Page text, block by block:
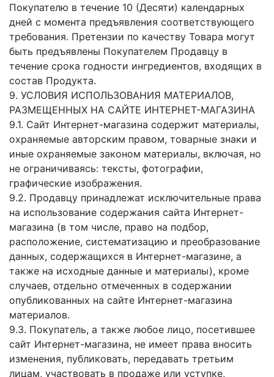
Покупателю в течение 10 (Десяти) календарных
дней с момента предъявления соответствующего
требования. Претензии по качеству Товара могут
быть предъявлены Покупателем Продавцу в
течение срока годности ингредиентов, входящих в
состав Продукта.
9. УСЛОВИЯ ИСПОЛЬЗОВАНИЯ МАТЕРИАЛОВ,
РАЗМЕЩЕННЫХ НА САЙТЕ ИНТЕРНЕТ-МАГАЗИНА
9.1. Сайт Интернет-магазина содержит материалы,
охраняемые авторским правом, товарные знаки и
иные охраняемые законом материалы, включая, но
не ограничиваясь: тексты, фотографии,
графические изображения.
9.2. Продавцу принадлежат исключительные права
на использование содержания сайта Интернет-
магазина (в том числе, право на подбор,
расположение, систематизацию и преобразование
данных, содержащихся в Интернет-магазине, а
также на исходные данные и материалы), кроме
случаев, отдельно отмеченных в содержании
опубликованных на сайте Интернет-магазина
материалов.
9.3. Покупатель, а также любое лицо, посетившее
сайт Интернет-магазина, не имеет права вносить
изменения, публиковать, передавать третьим
лицам, участвовать в продаже или уступке,